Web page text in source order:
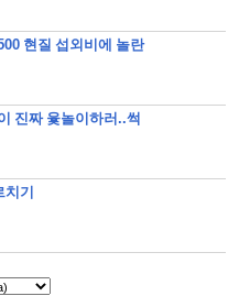
현질 섭외비에 놀란
진짜 윷놀이하러..썩
기